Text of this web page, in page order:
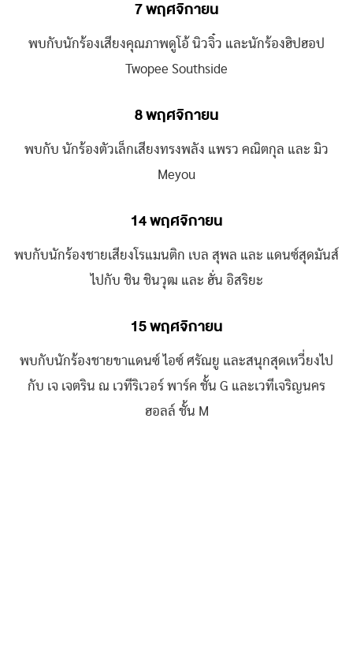
7 พฤศจิกายน
พบกับนักร้องเสียงคุณภาพดูโอ้ นิวจิ๋ว และนักร้องฮิปฮอป
Twopee Southside
8 พฤศจิกายน
พบกับ นักร้องตัวเล็กเสียงทรงพลัง แพรว คณิตกุล และ มิว
Meyou
14 พฤศจิกายน
พบกับนักร้องชายเสียงโรแมนติก เบล สุพล และ แดนซ์สุดมันส์
ไปกับ ชิน ชินวุฒ และ ฮั่น อิสริยะ
15 พฤศจิกายน
พบกับนักร้องชายขาแดนซ์ ไอซ์ ศรัณยู และสนุกสุดเหวี่ยงไป
กับ เจ เจตริน ณ เวทีริเวอร์ พาร์ค ชั้น G และเวทีเจริญนคร
ฮอลล์ ชั้น M